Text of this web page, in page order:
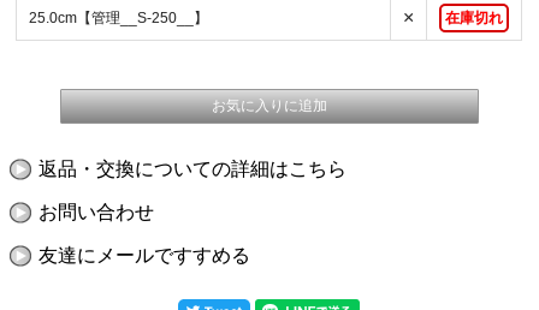
25.0cm【管理__S-250__】 × 在庫切れ
返品・交換についての詳細はこちら
お問い合わせ
友達にメールですすめる